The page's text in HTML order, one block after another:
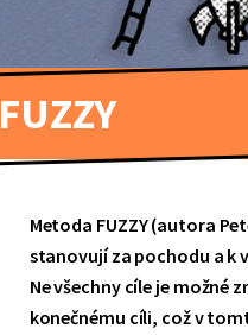
FUZZY
Metoda FUZZY (autora
stanovují za pochodu a k
Ne všechny cíle je možné
konečnému cíli, což v